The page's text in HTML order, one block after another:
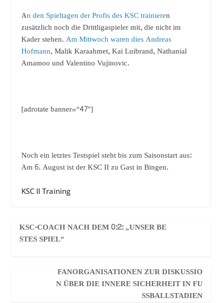
An den Spieltagen der Profis des KSC trainieren
zusätzlich noch die Drittligaspieler mit, die nicht im
Kader stehen.Am Mittwoch waren dies Andreas
Hofmann, Malik Karaahmet, Kai Luibrand, Nathanial
Amamoo und Valentino Vujinovic.
[adrotate banner=“47″]
Noch ein letztes Testspiel steht bis zum Saisonstart aus:
Am 6. August ist der KSC II zu Gast in Bingen.
KSC II Training
KSC-COACH NACH DEM 0:2: „UNSER BE
STES SPIEL“
FANORGANISATIONEN ZUR DISKUSSIO
N ÜBER DIE INNERE SICHERHEIT IN FU
SSBALLSTADIEN